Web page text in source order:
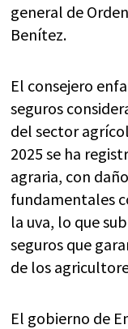
general de
Benítez.
El consejero
seguros
del sector
2025 se ha
agraria, con
fundamentales
la uva, lo que
seguros que
de los
El gobierno de